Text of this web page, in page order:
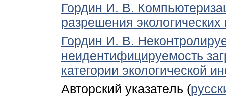
Гордин И. В.
разрешения экологических
Гордин И. В.
неидентифицируемость
категории экологической
Авторский указатель (